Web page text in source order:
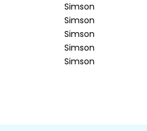
Simson
Simson
Simson
Simson
Simson